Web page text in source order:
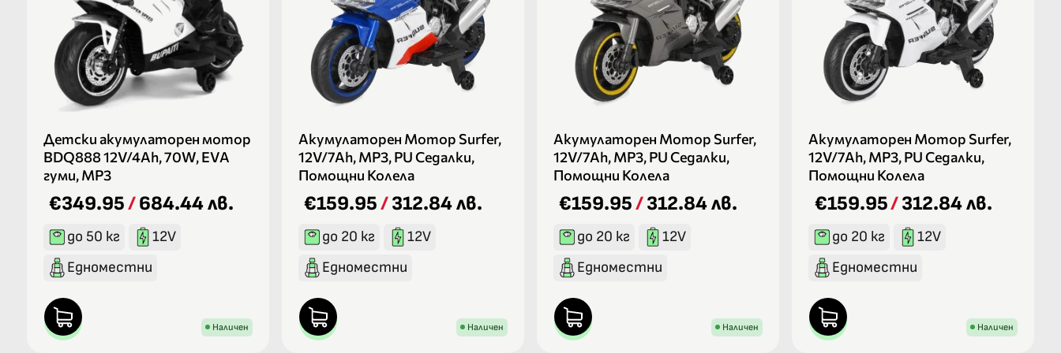
Детски акумулаторен мотор
BDQ888 12V/4Ah, 70W, EVA
гуми, MP3
€349.95/684.44 лв.
до 50 кг
12V
Едноместни
Наличен
Акумулаторен Мотор Surfer,
12V/7Ah, MP3, PU Седалки,
Помощни Колела
€159.95/312.84 лв.
до 20 кг
12V
Едноместни
Наличен
Акумулаторен Мотор Surfer,
12V/7Ah, MP3, PU Седалки,
Помощни Колела
€159.95/312.84 лв.
до 20 кг
12V
Едноместни
Наличен
Акумулаторен Мотор Surfer,
12V/7Ah, MP3, PU Седалки,
Помощни Колела
€159.95/312.84 лв.
до 20 кг
12V
Едноместни
Наличен